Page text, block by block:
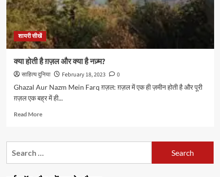
शायरी सीखें
क्या होती है ग़ज़ल और क्या है नज़्म?
साहित्य दुनिया February 18, 2023
0
Ghazal Aur Nazm Mein Farq ग़ज़ल: ग़ज़ल में एक ही ज़मीन होती है और पूरी
ग़ज़ल एक बह्र में ही...
Read MoreRead
क्या